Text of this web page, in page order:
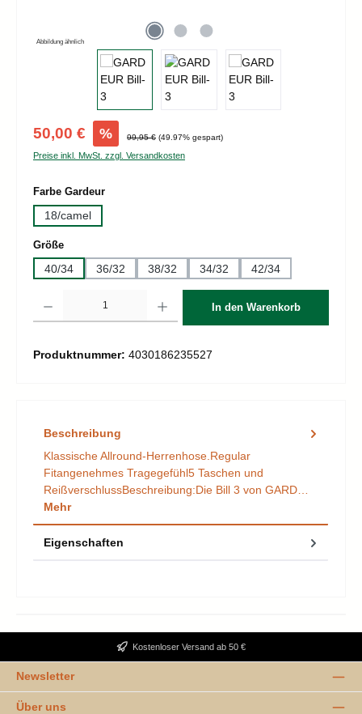
Abbildung ähnlich
Verkaufspreis:
50,00 € % Regulärer Preis:
99,95 € (49.97% gespart)
Preise inkl. MwSt. zzgl. Versandkosten
Farbe Gardeurauswählen
18/camel
Größeauswählen
40/34 36/32 38/32 34/32 42/34
In den Warenkorb
Produktnummer: 4030186235527
Beschreibung
Klassische Allround-Herrenhose.Regular
Fitangenehmes Tragegefühl5 Taschen und
ReißverschlussBeschreibung:Die Bill 3 von GARD…
Mehr
Eigenschaften
Kostenloser Versand ab 50 €
Newsletter
Über uns